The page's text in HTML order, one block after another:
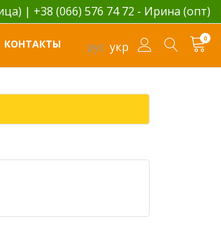
| +38 (066) 576 74 72 - Ирина (опт)
рус укр
0
КОНТАКТЫ